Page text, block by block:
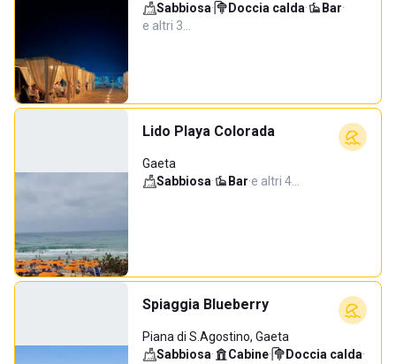
Sabbiosa· Doccia calda· Bar·
e altri 3…
Lido Playa Colorada
Gaeta
Sabbiosa· Bar·e altri 4…
Spiaggia Blueberry
Piana di S.Agostino, Gaeta
Sabbiosa· Cabine· Doccia calda·